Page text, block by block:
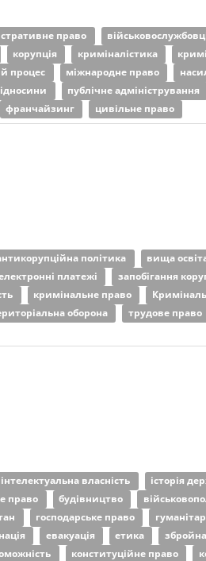
право
корупція криміналістика
процес міжнародне право
публічне адміністрування
франчайзинг цивільне право
політика вища
платежі запобігання
кримінальне право
оборона трудове право
інтелектуальна власність історія
право будівництво
господарське право
евакуація етика
конституційне право